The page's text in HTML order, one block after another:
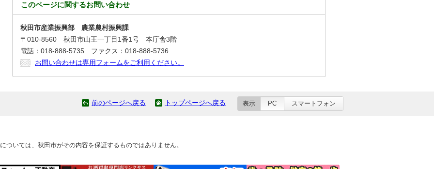
このページに関するお問い合わせ
秋田市産業振興部 農業農村振興課
〒010-8560 秋田市山王一丁目1番1号 本庁舎3階
電話：018-888-5735 ファクス：018-888-5736
お問い合わせは専用フォームをご利用ください。
前のページへ戻る トップページへ戻る 表示 PC スマートフォン
ついては、秋田市がその内容を保証するものではありません。